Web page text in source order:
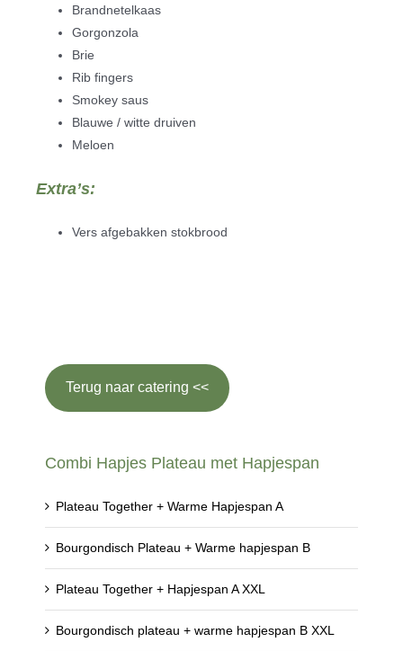
Brandnetelkaas
Gorgonzola
Brie
Rib fingers
Smokey saus
Blauwe / witte druiven
Meloen
Extra’s:
Vers afgebakken stokbrood
Terug naar catering <<
Combi Hapjes Plateau met Hapjespan
Plateau Together + Warme Hapjespan A
Bourgondisch Plateau + Warme hapjespan B
Plateau Together + Hapjespan A XXL
Bourgondisch plateau + warme hapjespan B XXL